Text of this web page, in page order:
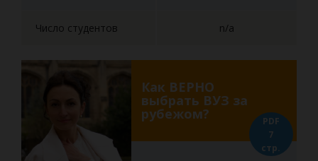
Число студентов n/a
Как ВЕРНО
выбрать ВУЗ за
рубежом?
PDF
7
стр.